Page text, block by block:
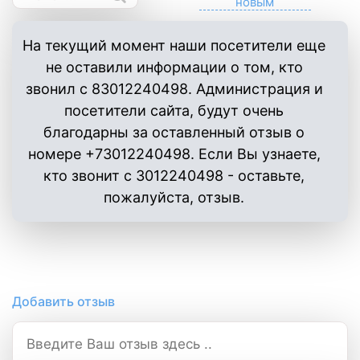
На текущий момент наши посетители еще
не оставили информации о том, кто
звонил с 83012240498. Администрация и
посетители сайта, будут очень
благодарны за оставленный отзыв о
номере +73012240498. Если Вы узнаете,
кто звонит с 3012240498 - оставьте,
пожалуйста, отзыв.
Добавить отзыв